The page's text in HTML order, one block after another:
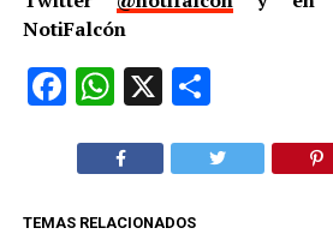
NotiFalcón
Facebook
WhatsApp
X
TEMAS RELACIONADOS